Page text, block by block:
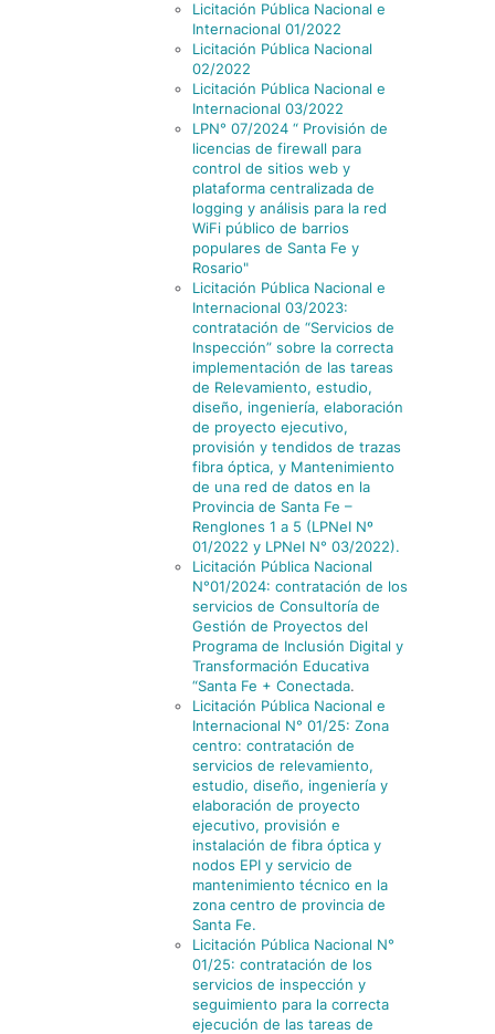
Licitación Pública Nacional e
Internacional 01/2022
Licitación Pública Nacional
02/2022
Licitación Pública Nacional e
Internacional 03/2022
LPN° 07/2024 “ Provisión de
licencias de firewall para
control de sitios web y
plataforma centralizada de
logging y análisis para la red
WiFi público de barrios
populares de Santa Fe y
Rosario"
Licitación Pública Nacional e
Internacional 03/2023:
contratación de “Servicios de
Inspección” sobre la correcta
implementación de las tareas
de Relevamiento, estudio,
diseño, ingeniería, elaboración
de proyecto ejecutivo,
provisión y tendidos de trazas
fibra óptica, y Mantenimiento
de una red de datos en la
Provincia de Santa Fe –
Renglones 1 a 5 (LPNeI Nº
01/2022 y LPNeI N° 03/2022).
Licitación Pública Nacional
N°01/2024: contratación de los
servicios de Consultoría de
Gestión de Proyectos del
Programa de Inclusión Digital y
Transformación Educativa
“Santa Fe + Conectada.
Licitación Pública Nacional e
Internacional N° 01/25: Zona
centro: contratación de
servicios de relevamiento,
estudio, diseño, ingeniería y
elaboración de proyecto
ejecutivo, provisión e
instalación de fibra óptica y
nodos EPI y servicio de
mantenimiento técnico en la
zona centro de provincia de
Santa Fe.
Licitación Pública Nacional N°
01/25: contratación de los
servicios de inspección y
seguimiento para la correcta
ejecución de las tareas de